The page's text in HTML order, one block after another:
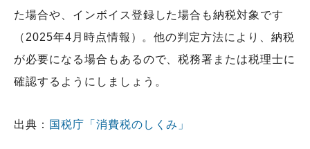
た場合や、インボイス登録した場合も納税対象です
（2025年4月時点情報）。他の判定方法により、納税
が必要になる場合もあるので、税務署または税理士に
確認するようにしましょう。
出典： 国税庁「消費税のしくみ」